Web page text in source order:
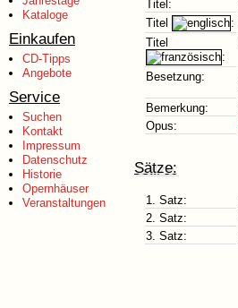
Kataloge
Einkaufen
CD-Tipps
Angebote
Service
Suchen
Kontakt
Impressum
Datenschutz
Historie
Opernhäuser
Veranstaltungen
Titel:
Titel
:
Titel
:
Besetzung:
Bemerkung:
Opus:
Sätze:
1. Satz:
2. Satz:
3. Satz: